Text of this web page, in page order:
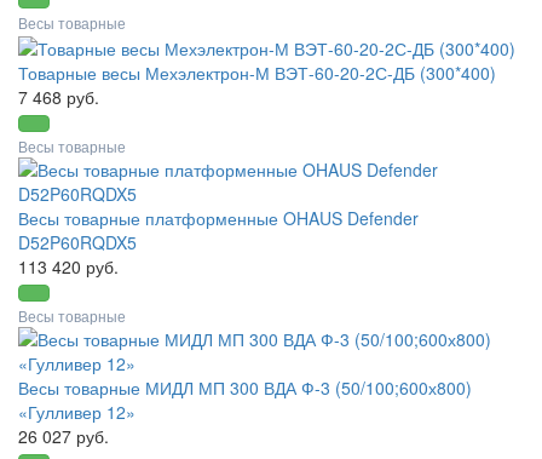
Весы товарные
Товарные весы Мехэлектрон-М ВЭТ-60-20-2С-ДБ (300*400)
7 468 руб.
Весы товарные
Весы товарные платформенные OHAUS Defender
D52P60RQDX5
113 420 руб.
Весы товарные
Весы товарные МИДЛ МП 300 ВДА Ф-3 (50/100;600х800)
«Гулливер 12»
26 027 руб.